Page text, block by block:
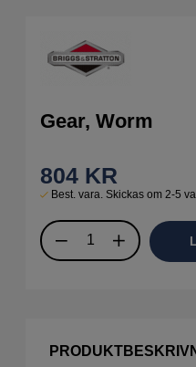
Gear, Worm
804 KR
Best. vara. Skickas om 2-5